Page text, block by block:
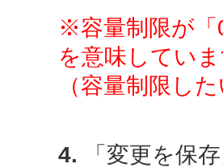
※容量制限が「
を意味してい
（容量制限し
4. 「変更を保